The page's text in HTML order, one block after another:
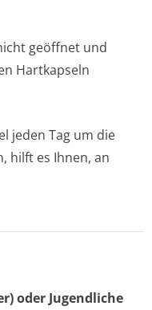
geöffnet und
Hartkapseln
jeden Tag um die
hilft es Ihnen, an
oder Jugendliche